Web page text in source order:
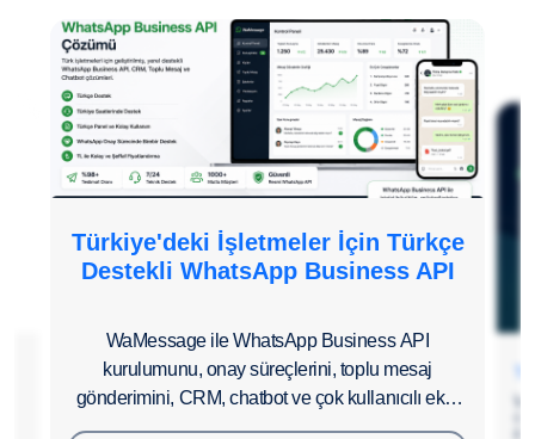
Türkiye'deki İşletmeler İçin Türkçe
Destekli WhatsApp Business API
WaMessage ile WhatsApp Business API
kurulumunu, onay süreçlerini, toplu mesaj
gönderimini, CRM, chatbot ve çok kullanıcılı ekip
yönetimini Türkçe destekle kolayca yönetin.